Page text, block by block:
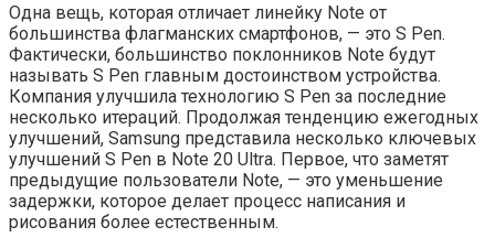
Одна вещь, которая отличает линейку Note от
большинства флагманских смартфонов, — это S Pen.
Фактически, большинство поклонников Note будут
называть S Pen главным достоинством устройства.
Компания улучшила технологию S Pen за последние
несколько итераций. Продолжая тенденцию ежегодных
улучшений, Samsung представила несколько ключевых
улучшений S Pen в Note 20 Ultra. Первое, что заметят
предыдущие пользователи Note, — это уменьшение
задержки, которое делает процесс написания и
рисования более естественным.